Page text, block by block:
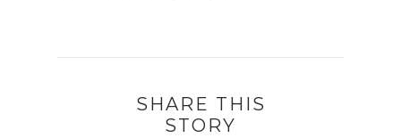
SHARE THIS
STORY